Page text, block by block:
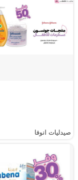
صيدليات انوفا